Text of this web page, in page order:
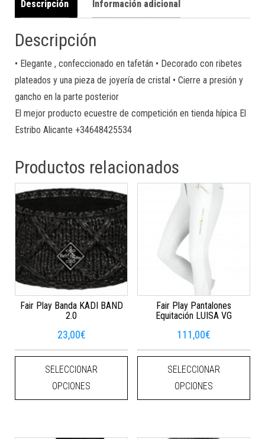
Descripción Información adicional
Descripción
• Elegante , confeccionado en tafetán • Decorado con ribetes
plateados y una pieza de joyería de cristal • Cierre a presión y
gancho en la parte posterior
El mejor producto ecuestre de competición en tienda hípica El
Estribo Alicante +34648425534
Productos relacionados
Fair Play Banda KADI BAND
2.0
23,00€
SELECCIONAR
OPCIONES
Este producto tiene múltiples
Fair Play Pantalones
Equitación LUISA VG
111,00€
SELECCIONAR
OPCIONES